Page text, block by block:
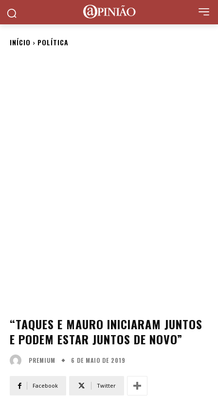
INÍCIO POLÍTICA
“TAQUES E MAURO INICIARAM JUNTOS
E PODEM ESTAR JUNTOS DE NOVO”
PREMIUM 6 DE MAIO DE 2019
Facebook Twitter